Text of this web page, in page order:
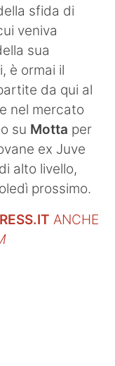
sfida di
veniva
sua
è ormai il
da qui al
nel mercato
su Motta per
ex Juve
alto livello,
prossimo.
ANCHE